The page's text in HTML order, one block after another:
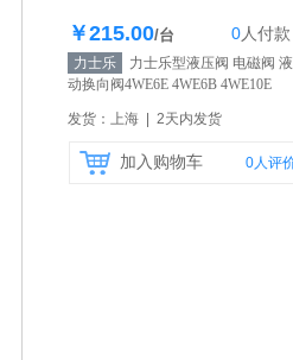
库存128个
￥215.00/台 0人付款
力士乐
力士乐型液压阀 电磁阀 液
动换向阀4WE6E 4WE6B 4WE10E
发货：上海 | 2天内发货
加入购物车 0人评